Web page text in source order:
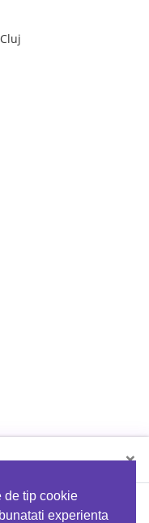
de tip cookie
experienta
×